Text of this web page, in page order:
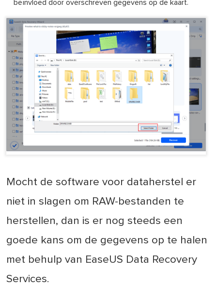
beïnvloed door overschreven gegevens op de kaart.
Mocht de software voor dataherstel er
niet in slagen om RAW-bestanden te
herstellen, dan is er nog steeds een
goede kans om de gegevens op te halen
met behulp van EaseUS Data Recovery
Services.